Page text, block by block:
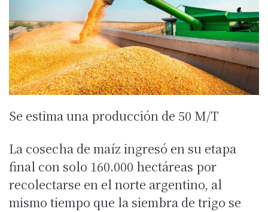
Se estima una producción de 50 M/T
La cosecha de maíz ingresó en su etapa
final con solo 160.000 hectáreas por
recolectarse en el norte argentino, al
mismo tiempo que la siembra de trigo se